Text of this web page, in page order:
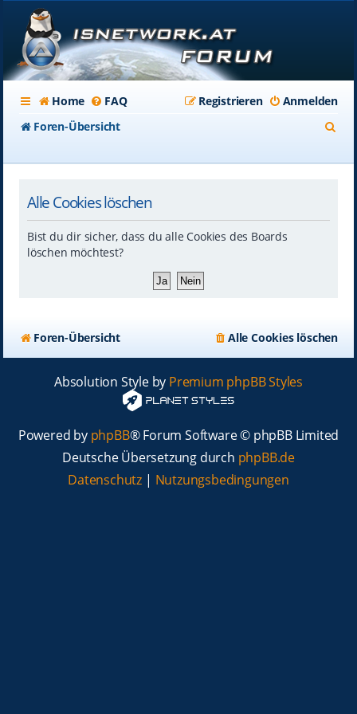
Home FAQ Anmelden
Registrieren
Foren-Übersicht
Alle Cookies löschen
Bist du dir sicher, dass du alle Cookies des Boards
löschen möchtest?
Foren-Übersicht Alle Cookies löschen
Absolution Style by Premium phpBB Styles
Powered by phpBB® Forum Software © phpBB Limited
Deutsche Übersetzung durch phpBB.de
Datenschutz | Nutzungsbedingungen